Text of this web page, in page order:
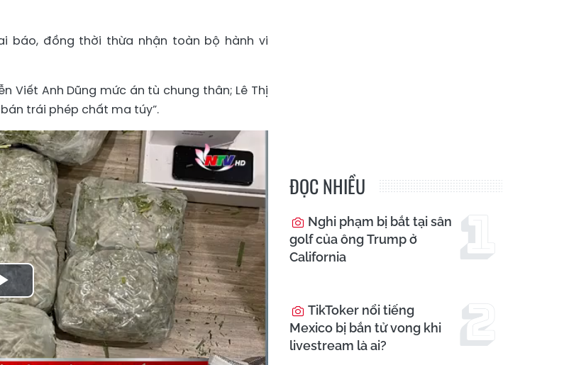
báo, đồng thời thừa nhận toàn bộ hành vi
Viết Anh Dũng mức án tù chung thân; Lê Thị
trái phép chất ma túy”.
Play
Video
ĐỌC NHIỀU
Nghi phạm bị bắt tại sân
golf của ông Trump ở
California
TikToker nổi tiếng
Mexico bị bắn tử vong khi
livestream là ai?